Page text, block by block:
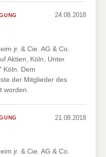
24.08.2018
jr. & Cie. AG & Co.
Aktien, Köln, Unter
Köln. Dem
der Mitglieder des
worden.
21.08.2018
jr. & Cie. AG & Co.